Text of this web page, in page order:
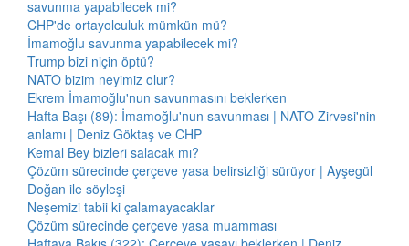
savunma yapabilecek mi?
CHP'de ortayolculuk mümkün mü?
İmamoğlu savunma yapabilecek mi?
Trump bizi niçin öptü?
NATO bizim neyimiz olur?
Ekrem İmamoğlu'nun savunmasını beklerken
Hafta Başı (89): İmamoğlu'nun savunması | NATO Zirvesi'nin
anlamı | Deniz Göktaş ve CHP
Kemal Bey bizleri salacak mı?
Çözüm sürecinde çerçeve yasa belirsizliği sürüyor | Ayşegül
Doğan ile söyleşi
Neşemizi tabii ki çalamayacaklar
Çözüm sürecinde çerçeve yasa muamması